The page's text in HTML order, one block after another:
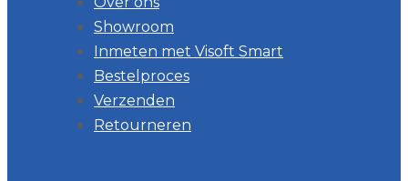
Showroom
Inmeten met Visoft Smart
Bestelproces
Verzenden
Retourneren